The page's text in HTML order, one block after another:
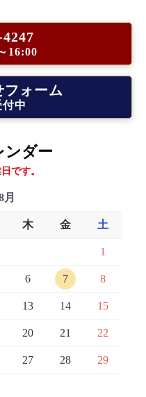
16:00
フォーム
中
ンダー
です。
月
木 金 土
1
6 7 8
13 14 15
20 21 22
27 28 29